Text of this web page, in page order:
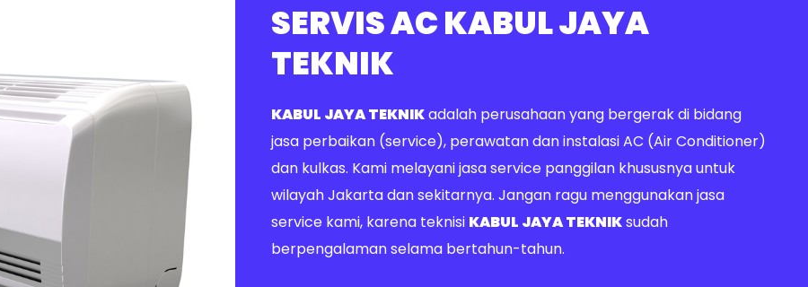
SERVIS AC KABUL JAYA
TEKNIK
KABUL JAYA TEKNIKadalah perusahaan yang bergerak di bidang
jasa perbaikan (service), perawatan dan instalasi AC (Air Conditioner)
dan kulkas. Kami melayani jasa service panggilan khususnya untuk
wilayah Jakarta dan sekitarnya. Jangan ragu menggunakan jasa
service kami, karena teknisi KABUL JAYA TEKNIKsudah
berpengalaman selama bertahun-tahun.